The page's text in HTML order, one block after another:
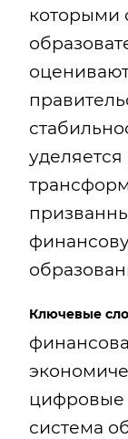
которыми
Ключевые
цифровые
система